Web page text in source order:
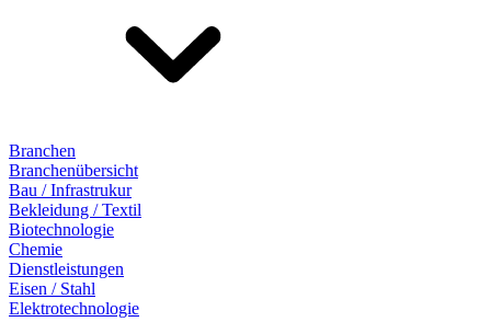
Branchen
Branchenübersicht
Bau / Infrastrukur
Bekleidung / Textil
Biotechnologie
Chemie
Dienstleistungen
Eisen / Stahl
Elektrotechnologie